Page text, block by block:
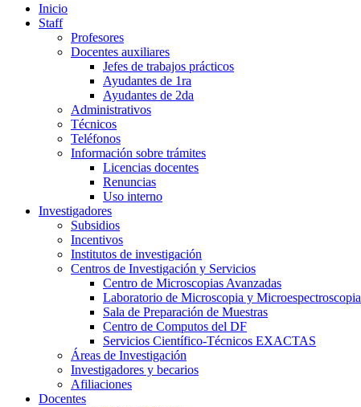
Inicio
Staff
Profesores
Docentes auxiliares
Jefes de trabajos prácticos
Ayudantes de 1ra
Ayudantes de 2da
Administrativos
Técnicos
Teléfonos
Información sobre trámites
Licencias docentes
Renuncias
Uso interno
Investigadores
Subsidios
Incentivos
Institutos de investigación
Centros de Investigación y Servicios
Centro de Microscopias Avanzadas
Laboratorio de Microscopia y Microespectroscopia
Sala de Preparación de Muestras
Centro de Computos del DF
Servicios Científico-Técnicos EXACTAS
Áreas de Investigación
Investigadores y becarios
Afiliaciones
Docentes